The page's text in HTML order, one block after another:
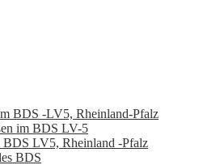
BDS -LV5, Rheinland-Pfalz
im BDS LV-5
BDS LV5, Rheinland -Pfalz
BDS